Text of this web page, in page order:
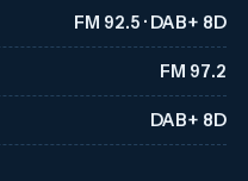
FM 92.5 · DAB+ 8D
FM 97.2
DAB+ 8D